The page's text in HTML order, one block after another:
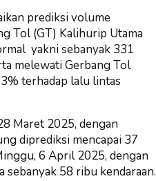
prediksi volume
Tol (GT) Kalihurip Utama
yakni sebanyak 331
melewati Gerbang Tol
terhadap lalu lintas
Maret 2025, dengan
diprediksi mencapai 37
6 April 2025, dengan
58 ribu kendaraan.